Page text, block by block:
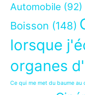
Automobile (92)
Boisson (148)
lorsque
organes
Ce qui me met du baume au